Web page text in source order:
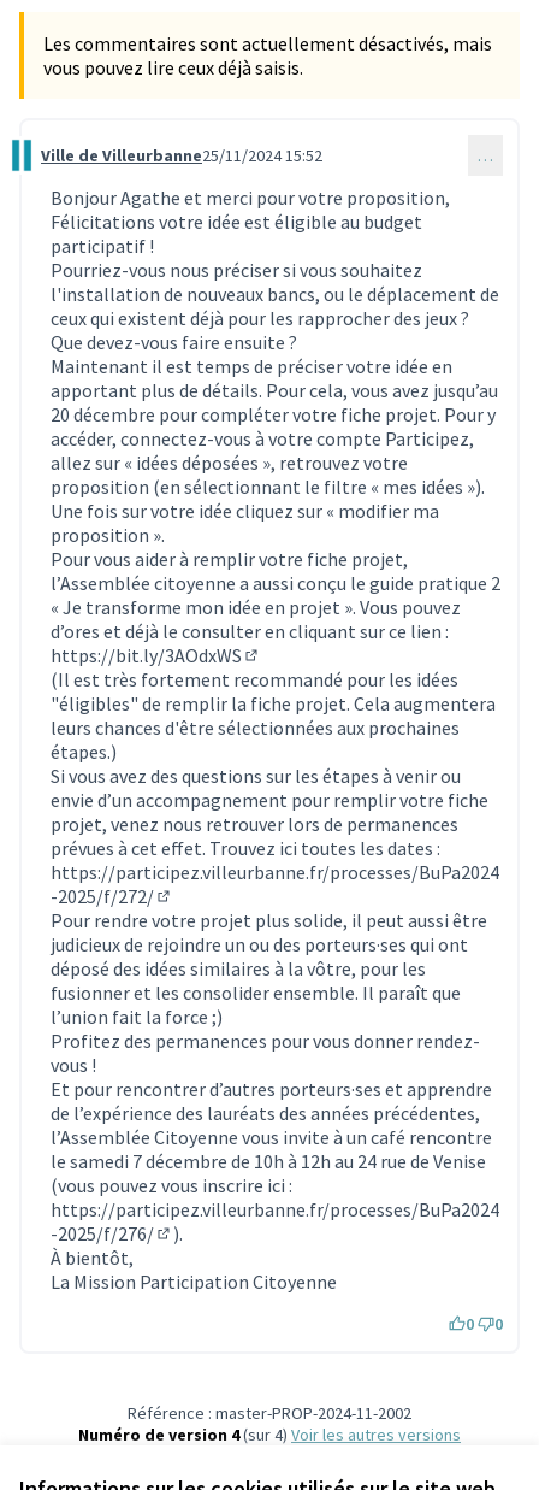
Les commentaires sont actuellement désactivés, mais
vous pouvez lire ceux déjà saisis.
Commentaire 3691
Ville de Villeurbanne25/11/2024 15:52 …
Bonjour Agathe et merci pour votre proposition,
Félicitations votre idée est éligible au budget
participatif !
Pourriez-vous nous préciser si vous souhaitez
l'installation de nouveaux bancs, ou le déplacement de
ceux qui existent déjà pour les rapprocher des jeux ?
Que devez-vous faire ensuite ?
Maintenant il est temps de préciser votre idée en
apportant plus de détails. Pour cela, vous avez jusqu’au
20 décembre pour compléter votre fiche projet. Pour y
accéder, connectez-vous à votre compte Participez,
allez sur « idées déposées », retrouvez votre
proposition (en sélectionnant le filtre « mes idées »).
Une fois sur votre idée cliquez sur « modifier ma
proposition ».
Pour vous aider à remplir votre fiche projet,
l’Assemblée citoyenne a aussi conçu le guide pratique 2
« Je transforme mon idée en projet ». Vous pouvez
d’ores et déjà le consulter en cliquant sur ce lien :
https://bit.ly/3AOdxWS
(Lien externe)
(Il est très fortement recommandé pour les idées
"éligibles" de remplir la fiche projet. Cela augmentera
leurs chances d'être sélectionnées aux prochaines
étapes.)
Si vous avez des questions sur les étapes à venir ou
envie d’un accompagnement pour remplir votre fiche
projet, venez nous retrouver lors de permanences
prévues à cet effet. Trouvez ici toutes les dates :
https://participez.villeurbanne.fr/processes/BuPa2024
-2025/f/272/
(S'ouvre dans un nouvel onglet)
Pour rendre votre projet plus solide, il peut aussi être
judicieux de rejoindre un ou des porteurs·ses qui ont
déposé des idées similaires à la vôtre, pour les
fusionner et les consolider ensemble. Il paraît que
l’union fait la force ;)
Profitez des permanences pour vous donner rendez-
vous !
Et pour rencontrer d’autres porteurs·ses et apprendre
de l’expérience des lauréats des années précédentes,
l’Assemblée Citoyenne vous invite à un café rencontre
le samedi 7 décembre de 10h à 12h au 24 rue de Venise
(vous pouvez vous inscrire ici :
https://participez.villeurbanne.fr/processes/BuPa2024
-2025/f/276/
(S'ouvre dans un nouvel onglet)
).
À bientôt,
La Mission Participation Citoyenne
0 0
Référence : master-PROP-2024-11-2002
Numéro de version 4(sur 4)
voir les autres versions